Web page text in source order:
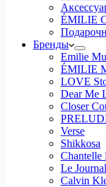
ÉMILIE
Бренды
Emilie
ÉMILIE
LOVE
Dear Me
Closer
Verse
Shikkosa
Chantelle
Le Journal
Calvin